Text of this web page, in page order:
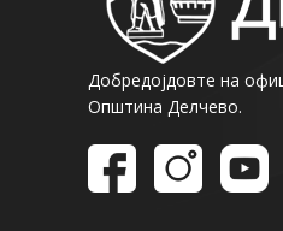
Добредојдовте на
Општина Делчево.